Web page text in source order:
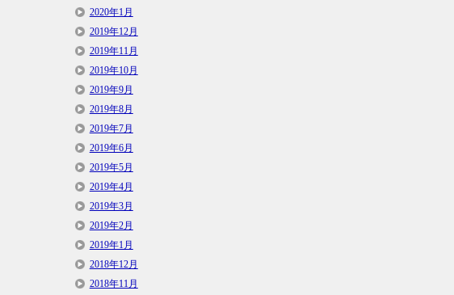
2020年1月
2019年12月
2019年11月
2019年10月
2019年9月
2019年8月
2019年7月
2019年6月
2019年5月
2019年4月
2019年3月
2019年2月
2019年1月
2018年12月
2018年11月